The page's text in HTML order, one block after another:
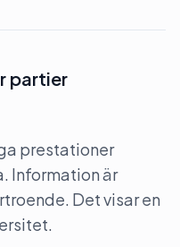
partier
prestationer
Information är
Det visar en